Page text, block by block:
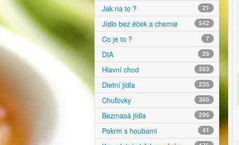
Jak na to ? 21
Jídlo bez éček a chemie 542
Co je to ? 7
DIA 26
Hlavní chod 563
Dietní jídla 235
Chuťovky 365
Bezmasá jídla 296
Pokrm s houbami 41